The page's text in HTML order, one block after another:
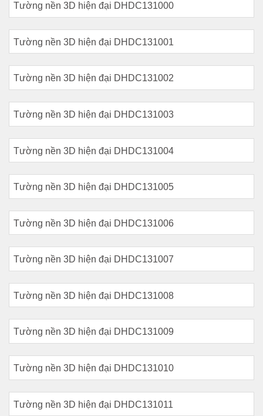
Tường nền 3D hiện đại DHDC131000
Tường nền 3D hiện đại DHDC131001
Tường nền 3D hiện đại DHDC131002
Tường nền 3D hiện đại DHDC131003
Tường nền 3D hiện đại DHDC131004
Tường nền 3D hiện đại DHDC131005
Tường nền 3D hiện đại DHDC131006
Tường nền 3D hiện đại DHDC131007
Tường nền 3D hiện đại DHDC131008
Tường nền 3D hiện đại DHDC131009
Tường nền 3D hiện đại DHDC131010
Tường nền 3D hiện đại DHDC131011